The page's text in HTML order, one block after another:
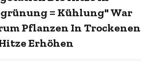
= Kühlung" War
Pflanzen In Trockenen
Erhöhen